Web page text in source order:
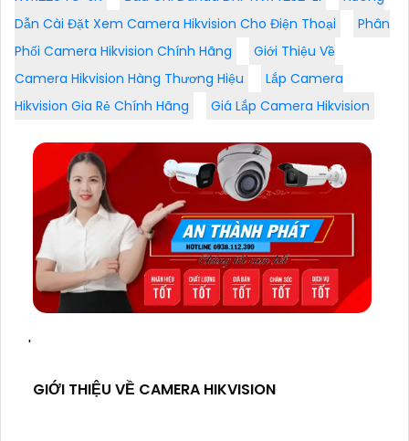
Dẫn Cài Đặt Xem Camera Hikvision Cho Điện Thoại
Phân
Phối Camera Hikvision Chính Hãng
Giới Thiệu Về
Camera Hikvision Hàng Thương Hiệu
Lắp Camera
Hikvision Gia Rẻ Chính Hãng
Giá Lắp Camera Hikvision
'
GIỚI THIỆU VỀ CAMERA HIKVISION